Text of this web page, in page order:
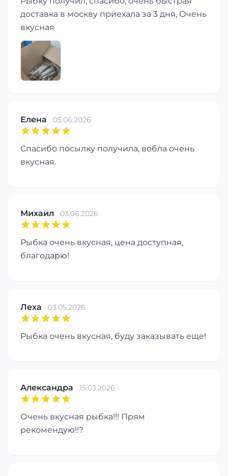
доставка в москву приехала за 3 дня, Очень
вкусная
Елена 05.06.2026
Спасибо посылку получила, вобла очень
вкусная.
Михаил 03.06.2026
Рыбка очень вкусная, цена доступная,
благодарю!
Леха 03.05.2026
Рыбка очень вкусная, буду заказывать еще!
Александра 15.03.2026
Очень вкусная рыбка!!! Прям
рекомендую!!?